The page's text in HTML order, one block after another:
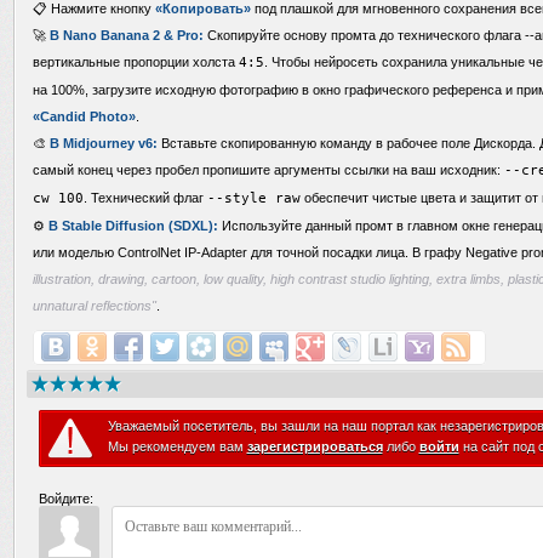
📋 Нажмите кнопку «Копировать» под плашкой для мгновенного сохранения
🚀 В Nano Banana 2 & Pro: Скопируйте основу промта до технического флага --
вертикальные пропорции холста 4:5 . Чтобы нейросеть сохранила уникальные
на 100%, загрузите исходную фотографию в окно графического референса и
«Candid Photo»
🎨 В Midjourney v6: Вставьте скопированную команду в рабочее поле
самый конец через пробел пропишите аргументы ссылки на ваш исходник: --
cw 100 . Технический флаг --style raw обеспечит чистые цвета и защитит от
⚙️ В Stable Diffusion (SDXL): Используйте данный промт в главном окне
или моделью ControlNet IP-Adapter для точной посадки лица. В графу Negative
illustration, drawing, cartoon, low quality, high contrast studio lighting, extra limbs,
unnatural reflections"
Уважаемый посетитель, вы зашли на наш портал как
Мы рекомендуем вам зарегистрироватьсялибо войти на сайт под
Войдите: